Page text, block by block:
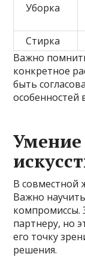
Уборка
Стирка
Важно
конкретное
быть
особенностей
Умение
В совместной
Важно
компромиссы.
партнеру, но
его точку
решения.